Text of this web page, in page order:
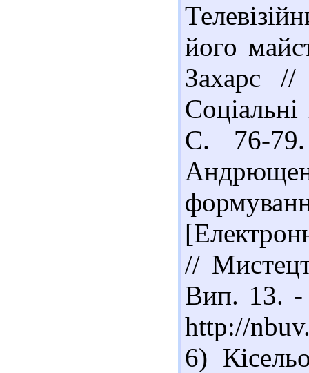
його
Захарс //
С. 76-
//
Вип. 13. -
http://
6)